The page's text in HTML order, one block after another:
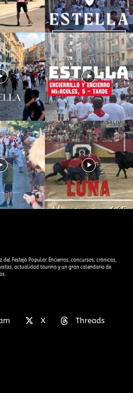
del Festejo Popular. Encierros, concursos, crónicas,
actualidad taurina y un gran calendario de
X Threads